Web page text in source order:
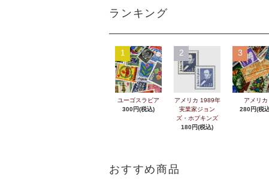
ランキング
1
ユーゴスラビア
300円(税込)
2
アメリカ 1989年
実業家ジョン
ズ・ホプキンズ
180円(税込)
3
アメリカ
280円(税
おすすめ商品